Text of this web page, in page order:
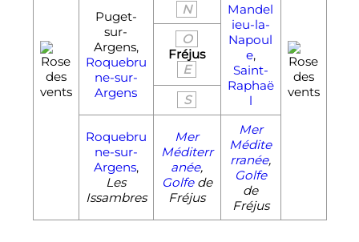
Puget-
sur-
Argens,
Roquebru
ne-sur-
Argens
N
Mandel
ieu-la-
Napoul
e,
Saint-
Raphaë
l
O
Fréjus
E
S
Roquebru
ne-sur-
Argens,
Les
Issambres
Mer
Méditerr
anée,
Golfede
Fréjus
Mer
Médite
rranée,
Golfe
de
Fréjus